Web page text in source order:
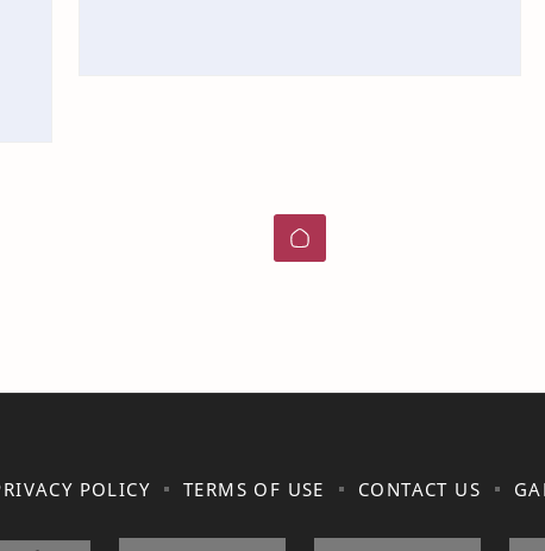
POLICY TERMS OF USE CONTACT US